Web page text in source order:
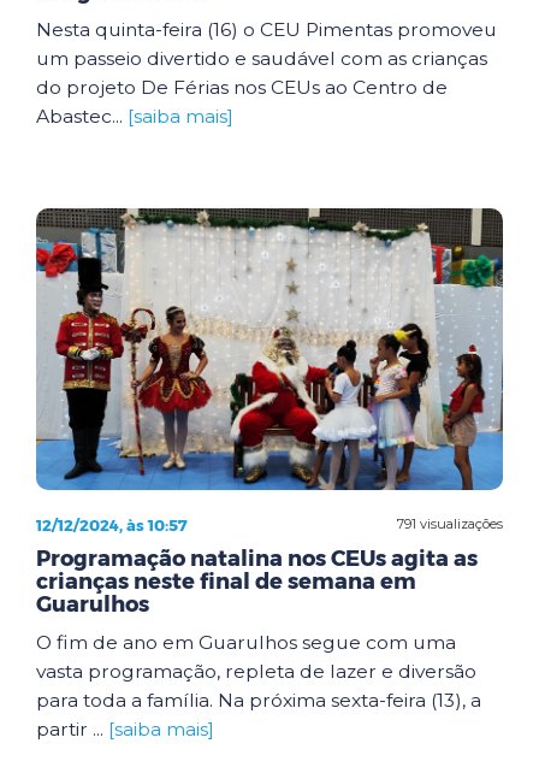
Nesta quinta-feira (16) o CEU Pimentas promoveu
um passeio divertido e saudável com as crianças
do projeto De Férias nos CEUs ao Centro de
Abastec... [saiba mais]
791 visualizações
12/12/2024, às 10:57
Programação natalina nos CEUs agita as
crianças neste final de semana em
Guarulhos
O fim de ano em Guarulhos segue com uma
vasta programação, repleta de lazer e diversão
para toda a família. Na próxima sexta-feira (13), a
partir ... [saiba mais]